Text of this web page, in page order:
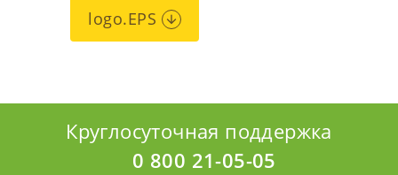
logo.EPS
Круглосуточная поддержка
0 800 21-05-05